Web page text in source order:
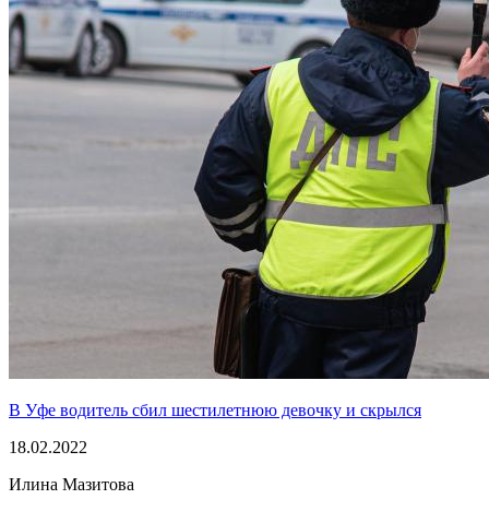
В Уфе водитель сбил шестилетнюю девочку и скрылся
18.02.2022
Илина Мазитова